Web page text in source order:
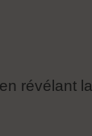
révélant la